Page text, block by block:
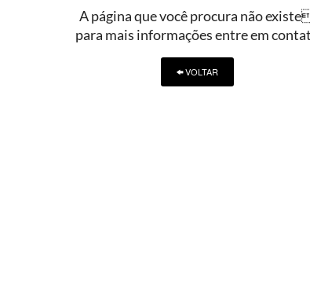
A página que você procura não
para mais informações entre em
VOLTAR